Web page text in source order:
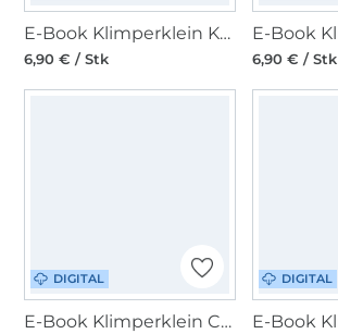
E-Book Klimperklein Kuschelanzug
6,90 € / Stk 6,90 € / Stk
DIGITAL
E-Book Klimperklein Coole Kappe
DIGITAL